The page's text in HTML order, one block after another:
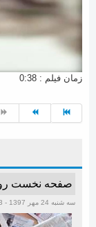
زمان فیلم : 0:38
صفحه نخست
سه شنبه 24 مهر 1397 - 06:23